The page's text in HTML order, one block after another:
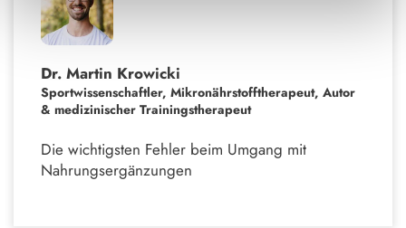
Dr. Martin Krowicki
Sportwissenschaftler, Mikronährstofftherapeut, Autor
& medizinischer Trainingstherapeut
Die wichtigsten Fehler beim Umgang mit
Nahrungsergänzungen